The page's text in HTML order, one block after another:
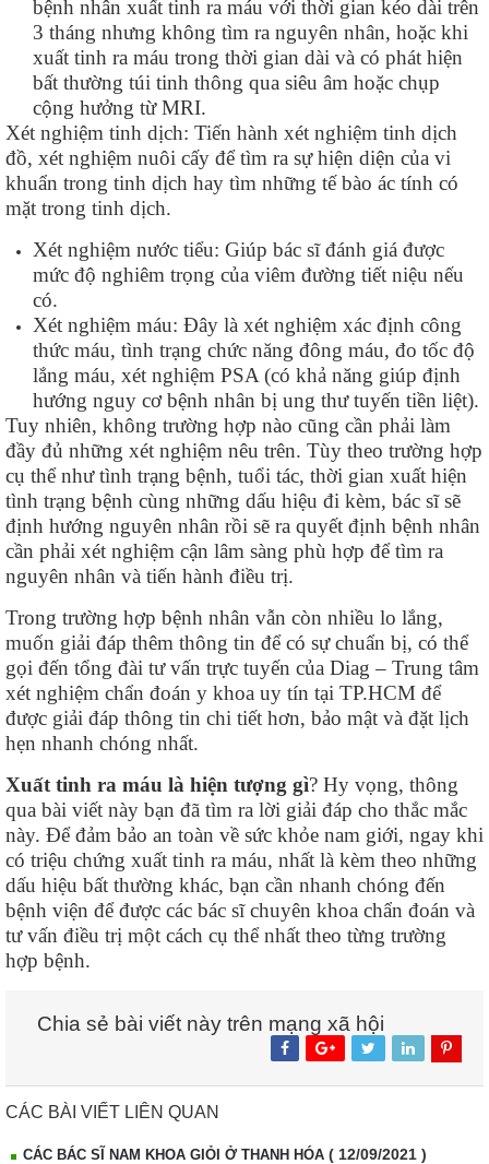
bệnh nhân xuất tinh ra máu với thời gian kéo dài trên
3 tháng nhưng không tìm ra nguyên nhân, hoặc khi
xuất tinh ra máu trong thời gian dài và có phát hiện
bất thường túi tinh thông qua siêu âm hoặc chụp
cộng hưởng từ MRI.
Xét nghiệm tinh dịch: Tiến hành xét nghiệm tinh dịch
đồ, xét nghiệm nuôi cấy để tìm ra sự hiện diện của vi
khuẩn trong tinh dịch hay tìm những tế bào ác tính có
mặt trong tinh dịch.
Xét nghiệm nước tiểu: Giúp bác sĩ đánh giá được
mức độ nghiêm trọng của viêm đường tiết niệu nếu
có.
Xét nghiệm máu: Đây là xét nghiệm xác định công
thức máu, tình trạng chức năng đông máu, đo tốc độ
lắng máu, xét nghiệm PSA (có khả năng giúp định
hướng nguy cơ bệnh nhân bị ung thư tuyến tiền liệt).
Tuy nhiên, không trường hợp nào cũng cần phải làm
đầy đủ những xét nghiệm nêu trên. Tùy theo trường hợp
cụ thể như tình trạng bệnh, tuổi tác, thời gian xuất hiện
tình trạng bệnh cùng những dấu hiệu đi kèm, bác sĩ sẽ
định hướng nguyên nhân rồi sẽ ra quyết định bệnh nhân
cần phải xét nghiệm cận lâm sàng phù hợp để tìm ra
nguyên nhân và tiến hành điều trị.
Trong trường hợp bệnh nhân vẫn còn nhiều lo lắng,
muốn giải đáp thêm thông tin để có sự chuẩn bị, có thể
gọi đến tổng đài tư vấn trực tuyến của Diag – Trung tâm
xét nghiệm chẩn đoán y khoa uy tín tại TP.HCM để
được giải đáp thông tin chi tiết hơn, bảo mật và đặt lịch
hẹn nhanh chóng nhất.
Xuất tinh ra máu là hiện tượng gì? Hy vọng, thông
qua bài viết này bạn đã tìm ra lời giải đáp cho thắc mắc
này. Để đảm bảo an toàn về sức khỏe nam giới, ngay khi
có triệu chứng xuất tinh ra máu, nhất là kèm theo những
dấu hiệu bất thường khác, bạn cần nhanh chóng đến
bệnh viện để được các bác sĩ chuyên khoa chẩn đoán và
tư vấn điều trị một cách cụ thể nhất theo từng trường
hợp bệnh.
Chia sẻ bài viết này trên mạng xã hội
CÁC BÀI VIẾT LIÊN QUAN
CÁC BÁC SĨ NAM KHOA GIỎI Ở THANH HÓA ( 12/09/2021 )